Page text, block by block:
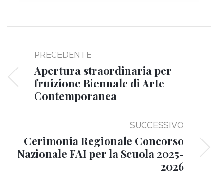
PRECEDENTE
Apertura straordinaria per
fruizione Biennale di Arte
Contemporanea
SUCCESSIVO
Cerimonia Regionale Concorso
Nazionale FAI per la Scuola 2025-
2026